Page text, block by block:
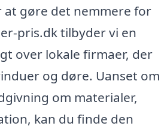
gøre det nemmere for
pris.dk tilbyder vi en
over lokale firmaer, der
og døre. Uanset om
om materialer,
kan du finde den